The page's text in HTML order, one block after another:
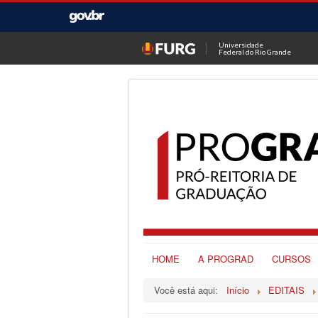
Universidade
Federal do Rio Grande
HOME A PROGRAD CURSOS
Você está aqui: Início EDITAIS